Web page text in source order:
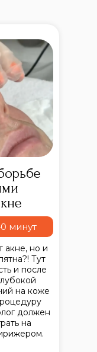
акне, но и
Тут
и после
на коже
должен
на
минут